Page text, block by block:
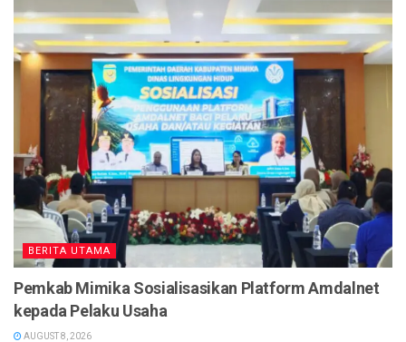
BERITA UTAMA
Pemkab Mimika Sosialisasikan Platform Amdalnet
kepada Pelaku Usaha
AUGUST 8, 2026